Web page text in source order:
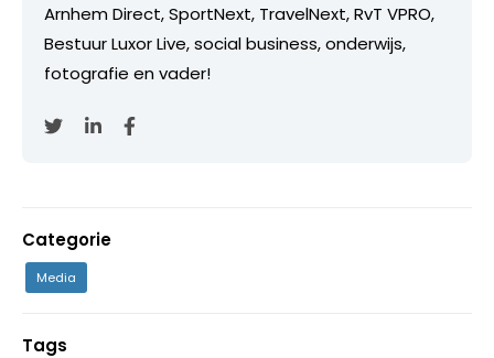
Arnhem Direct, SportNext, TravelNext, RvT VPRO,
Bestuur Luxor Live, social business, onderwijs,
fotografie en vader!
Categorie
Media
Tags